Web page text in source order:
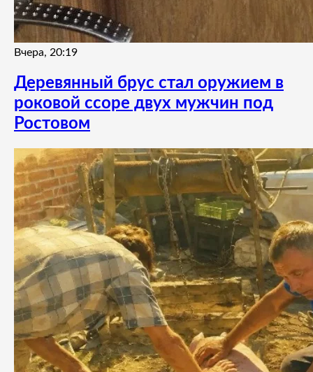
Вчера, 20:19
Деревянный брус стал оружием в
роковой ссоре двух мужчин под
Ростовом